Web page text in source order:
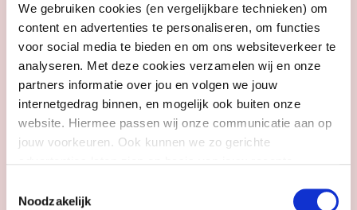
We gebruiken cookies (en vergelijkbare technieken) om
content en advertenties te personaliseren, om functies
voor social media te bieden en om ons websiteverkeer te
analyseren. Met deze cookies verzamelen wij en onze
partners informatie over jou en volgen we jouw
internetgedrag binnen, en mogelijk ook buiten onze
website. Hiermee passen wij onze communicatie aan op
jouw voorkeuren. Ook kunnen we zo gerichte
statement. Je kunt je toestemming ook altijd wijzigen of
Noodzakelijk
uitvoering,’ geeft Jitske aan. Ook was
minister Pieter Heerma (Binnenlandse
Zaken en Koninkrijkszaken) bij het We
Doen Het Samen-festival dit jaar. Hij zei
daarover: ‘Deze mensen dragen met hun
initiatieven bij aan een fijne leefomgeving;
dit is namelijk niet alleen een taak van de
initiatieven. Met het gemeenschapsfonds